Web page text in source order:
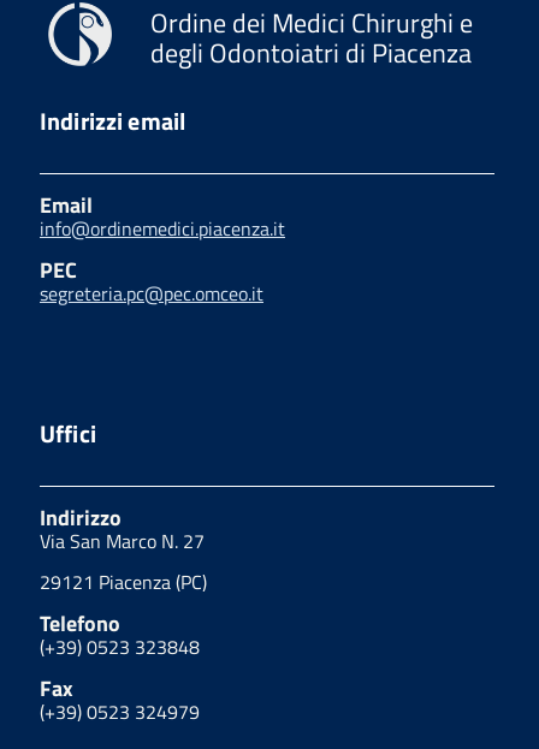
Ordine dei Medici Chirurghi e
degli Odontoiatri di Piacenza
Indirizzi email
Email
info@ordinemedici.piacenza.it
PEC
segreteria.pc@pec.omceo.it
Uffici
Indirizzo
Via San Marco N. 27
29121 Piacenza (PC)
Telefono
(+39) 0523 323848
Fax
(+39) 0523 324979